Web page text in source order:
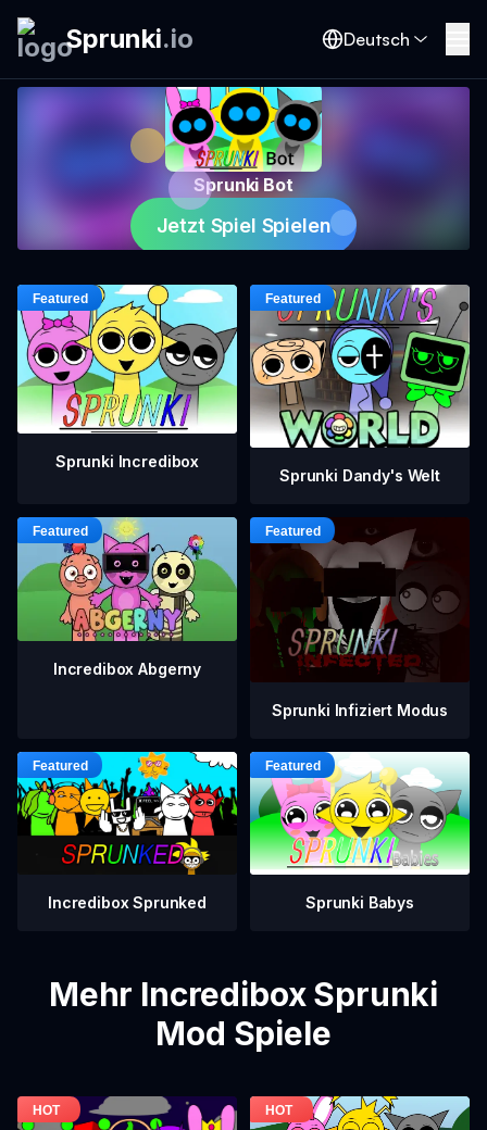
Sprunki.io Deutsch
Sprunki Bot
Jetzt Spiel Spielen
Sprunki Incredibox
Sprunki Dandy's Welt
Incredibox Abgerny
Sprunki Infiziert Modus
Incredibox Sprunked Sprunki Babys
Mehr Incredibox Sprunki
Mod Spiele